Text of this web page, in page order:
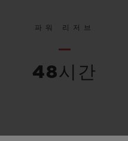
파워 리저브
48시간